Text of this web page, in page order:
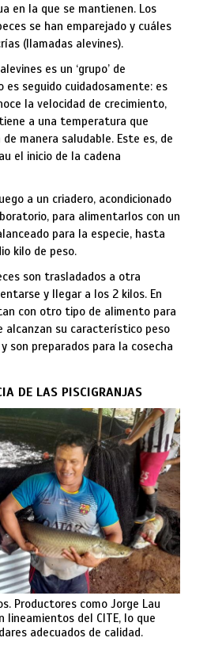
en la que se mantienen. Los
se han emparejado y cuáles
(llamadas alevines).
es un ‘grupo’ de
es seguido cuidadosamente: es
la velocidad de crecimiento,
a una temperatura que
manera saludable. Este es, de
el inicio de la cadena
a un criadero, acondicionado
para alimentarlos con un
para la especie, hasta
kilo de peso.
son trasladados a otra
y llegar a los 2 kilos. En
con otro tipo de alimento para
alcanzan su característico peso
son preparados para la cosecha
DE LAS PISCIGRANJAS
Productores como Jorge Lau
lineamientos del CITE, lo que
adecuados de calidad.